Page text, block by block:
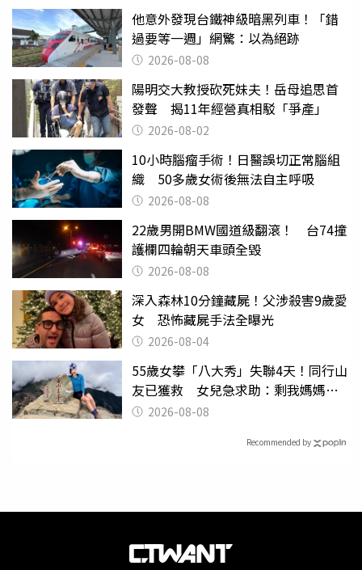
他意外發現台鐵神級暗黑列車！「錯
過要等一週」網驚：以為絕跡
2026-08-08
陽明交大教授砍死妹夫！岳母追思首
發聲 揭11年經營真相駁「爭產」
2026-08-02
10小時腦瘤手術！日醫誤切正常腦組
織 50多歲女術後無法自主呼吸
2026-08-08
22歲男開BMW國道級翻滾！ 台74撞
護欄四輪朝天車頭全毀
2026-08-08
深入森林10分鐘藏屍！父涉殺害9歲愛
女 恐怖藏屍手法全曝光
2026-08-04
55歲女攀「八大秀」失聯4天！同行山
友已獲救 女兒急求助：剩我媽媽還
沒找到
2026-08-08
Recommended by